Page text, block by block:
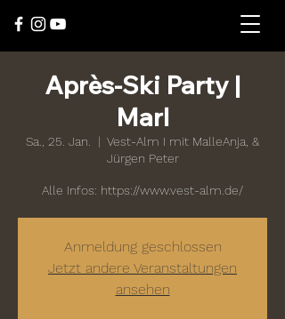
Après-Ski Party |
Marl
Sa., 25. Jan.
  |
Vest-Alm I mit MalleAnja, &
Jürgen Peter
Alle Infos: https://www.vest-alm.de/
Anmeldung geschlossen
Jetzt andere Veranstaltungen
ansehen